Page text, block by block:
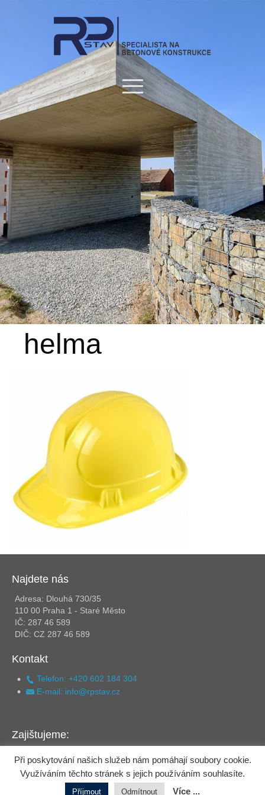
helma
Najdete nás
Adresa: Dlouhá 730/35
110 00 Praha 1 - Staré Město
IČ: 287 46 589
DIČ: CZ 287 46 589
Kontakt
Telefon: +420 602 184 304
E-mail: info@rpstav.cz
Zajištujeme:
Monolitické konstrukce
Betonářské práce
Systémové bednění PERI
Při poskytování našich služeb nám pomáhají soubory cookie.
Využíváním těchto stránek s jejich používáním souhlasíte.
Příjmout Odmítnout Více ...